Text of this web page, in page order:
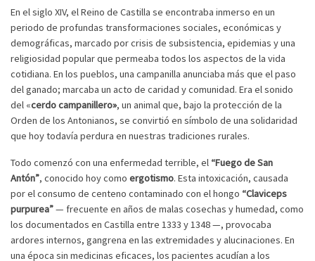
En el siglo XIV, el Reino de Castilla se encontraba inmerso en un
periodo de profundas transformaciones sociales, económicas y
demográficas, marcado por crisis de subsistencia, epidemias y una
religiosidad popular que permeaba todos los aspectos de la vida
cotidiana. En los pueblos, una campanilla anunciaba más que el paso
del ganado; marcaba un acto de caridad y comunidad. Era el sonido
del «cerdo campanillero», un animal que, bajo la protección de la
Orden de los Antonianos, se convirtió en símbolo de una solidaridad
que hoy todavía perdura en nuestras tradiciones rurales.
Todo comenzó con una enfermedad terrible, el “Fuego de San
Antón”, conocido hoy como ergotismo. Esta intoxicación, causada
por el consumo de centeno contaminado con el hongo “Claviceps
purpurea”— frecuente en años de malas cosechas y humedad, como
los documentados en Castilla entre 1333 y 1348 —, provocaba
ardores internos, gangrena en las extremidades y alucinaciones. En
una época sin medicinas eficaces, los pacientes acudían a los